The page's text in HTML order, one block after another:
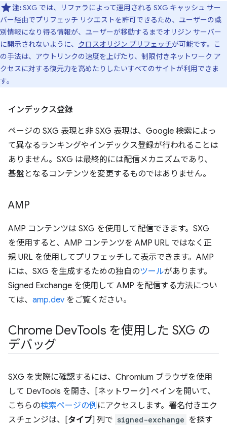
注:SXG では、リファラによって運用される SXG キャッシュ サー
バー経由でプリフェッチ リクエストを許可できるため、ユーザーの識
別情報になり得る情報が、ユーザーが移動するまでオリジン サーバー
に開示されないように、 クロスオリジン プリフェッチが可能です。こ
の手法は、アウトリンクの速度を上げたり、制限付きネットワーク ア
クセスに対する復元力を高めたりしたいすべてのサイトが利用できま
す。
インデックス登録
ページの SXG 表現と非 SXG 表現は、Google 検索によっ
て異なるランキングやインデックス登録が行われることは
ありません。SXG は最終的には配信メカニズムであり、
基盤となるコンテンツを変更するものではありません。
AMP
AMP コンテンツは SXG を使用して配信できます。SXG
を使用すると、AMP コンテンツを AMP URL ではなく正
規 URL を使用してプリフェッチして表示できます。AMP
には、SXG を生成するための独自のツールがあります。
Signed Exchange を使用して AMP を配信する方法につい
ては、 amp.dev をご覧ください。
Chrome DevTools を使用した SXG の
デバッグ
SXG を実際に確認するには、Chromium ブラウザを使用
して DevTools を開き、[ネットワーク] ペインを開いて、
こちらの検索ページの例 にアクセスします。署名付きエク
スチェンジは、[タイプ] 列で signed-exchange を探す